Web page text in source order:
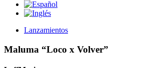
Lanzamientos
Maluma “Loco x Volver”